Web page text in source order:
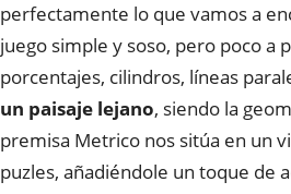
perfectamente lo que vamos a
juego simple y soso, pero poco a
porcentajes, cilindros, líneas
un paisaje lejano, siendo la
premisa Metrico nos sitúa en un
puzles, añadiéndole un toque de